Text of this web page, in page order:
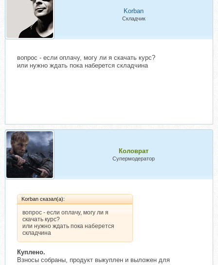
Korban
Складчик
вопрос - если оплачу, могу ли я скачать курс?
или нужно ждать пока наберется складчина
Коловрат
Супермодератор
Korban сказал(а):
вопрос - если оплачу, могу ли я
скачать курс?
или нужно ждать пока наберется
складчина
Куплено.
Взносы собраны, продукт выкуплен и выложен для